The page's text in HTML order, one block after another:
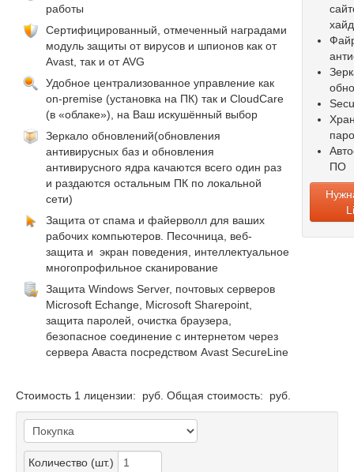
работы
Сертифицированный, отмеченный наградами
модуль защиты от вирусов и шпионов как от
Avast, так и от AVG
Удобное централизованное управление как
on-premise (установка на ПК) так и CloudCare
(в «облаке»), на Ваш искушённый выбор
Зеркало обновлений(обновления
антивирусных баз и обновления
антивирусного ядра качаются всего один раз
и раздаются остальным ПК по локальной
сети)
Защита от спама и файерволл для ваших
рабочих компьютеров. Песочница, веб-
защита и экран поведения, интеллектуальное
многопрофильное сканирование
Защита Windows Server, почтовых серверов
Microsoft Echange, Microsoft Sharepoint,
защита паролей, очистка браузера,
безопасное соединение с интернетом через
сервера Аваста посредством Avast SecureLine
ПО
Стоимость 1 лицензии: руб. Общая стоимость: руб.
Количество (шт.)